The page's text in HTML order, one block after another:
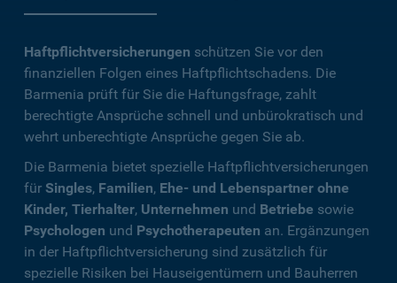
Haftpflichtversicherungen schützen Sie vor den
finanziellen Folgen eines Haftpflichtschadens. Die
Barmenia prüft für Sie die Haftungsfrage, zahlt
berechtigte Ansprüche schnell und unbürokratisch und
wehrt unberechtigte Ansprüche gegen Sie ab.
Die Barmenia bietet spezielle Haftpflichtversicherungen
für Singles, Familien, Ehe- und Lebenspartner ohne
Kinder, Tierhalter, Unternehmen und Betriebe sowie
Psychologen und Psychotherapeuten an. Ergänzungen
in der Haftpflichtversicherung sind zusätzlich für
spezielle Risiken bei Hauseigentümern und Bauherren